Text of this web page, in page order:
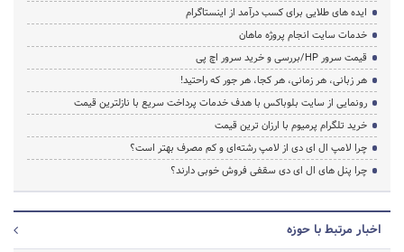
ایده های طلایی برای کسب درآمد از اینستاگرام
خدمات سایت انجام پروژه ماهان
قیمت سرور HP/بررسی و خرید سرور اچ پی
هر زبانی، هر زمانی، هر کجا، هر جور که راحتید!
رونمایی از سایت بلوباکس با هدف خدمات پرداخت سریع با نازلترین قیمت
خرید تلگرام پرمیوم با ارزان ترین قیمت
چرا لامپ ال ای دی از لامپ رشته‌ای و کم مصرف بهتر است؟
چرا پنل های ال ای دی سقفی فروش خوبی دارند؟
اخبار مرتبط با حوزه